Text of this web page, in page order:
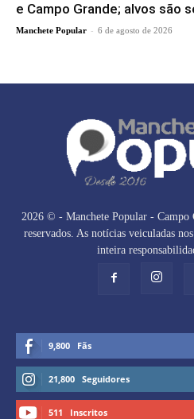
e Campo Grande; alvos são
Manchete Popular - 6 de agosto de 2026
2026 © - Manchete Popular - Campo
reservados. As notícias veiculadas
inteira
9,800 Fãs
21,800 Seguidores
511 Inscritos